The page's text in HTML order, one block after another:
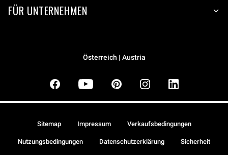
FÜR UNTERNEHMEN
Österreich | Austria
Sitemap Impressum Verkaufsbedingungen
Nutzungsbedingungen Datenschutzerklärung Sicherheit